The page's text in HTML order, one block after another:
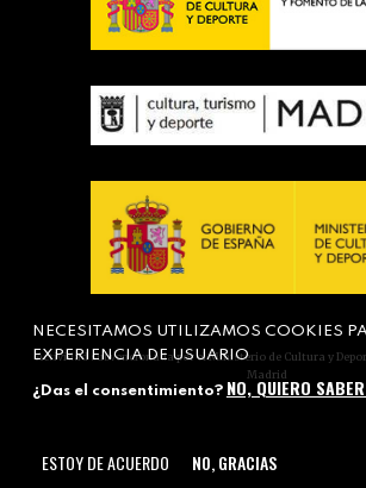
Actividad subvencionada por el Ministerio de Cultura y
Madrid
NECESITAMOS UTILIZAMOS COOKIES
EXPERIENCIA DE USUARIO
¿Das el consentimiento? NO, QUIERO
ESTOY DE ACUERDO NO, GRACIAS